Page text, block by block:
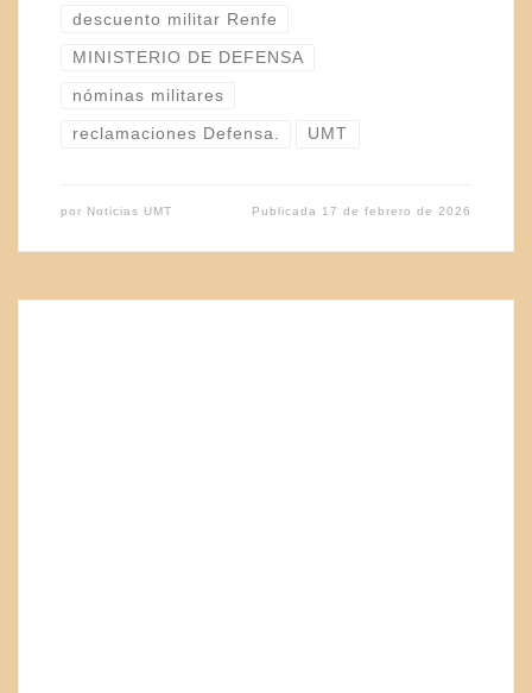
descuento militar Renfe
MINISTERIO DE DEFENSA
nóminas militares
reclamaciones Defensa. UMT
por Noticias UMT Publicada 17 de febrero de 2026